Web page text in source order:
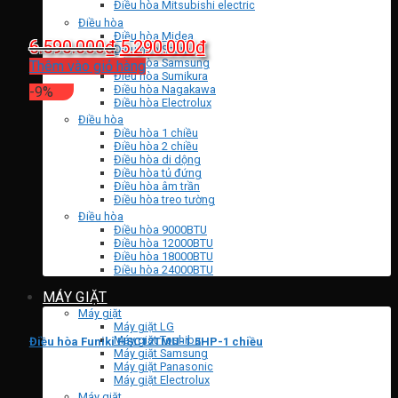
Điều hòa Mitsubishi electric
Điều hòa
Điều hòa Midea
Điều hòa Sharp
Điều hòa Samsung
Điều hòa Sumikura
Điều hòa Nagakawa
Điều hòa Electrolux
Điều hòa
Điều hòa 1 chiều
Điều hòa 2 chiều
Điều hòa di dộng
Điều hòa tủ đứng
Điều hòa âm trần
Điều hòa treo tường
Điều hòa
Điều hòa 9000BTU
Điều hòa 12000BTU
Điều hòa 18000BTU
Điều hòa 24000BTU
MÁY GIẶT
Máy giặt
Máy giặt LG
Máy giặt Toshiba
Máy giặt Samsung
Máy giặt Panasonic
Máy giặt Electrolux
6.590.000₫Giá
gốc
là:
6.590.000₫.
5.290.000₫Giá
hiện
tại
là:
Thêm vào giỏ hàng
-9%
Điều hòa Funiki HSC12TMU-1.5HP-1 chiều